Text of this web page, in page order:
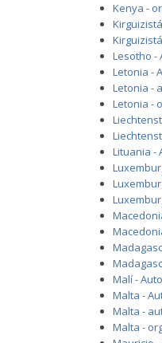
Kenya -
Lesotho -
Letonia -
Letonia -
Letonia -
Lituania -
Malí -
Malta -
Malta -
Malta -